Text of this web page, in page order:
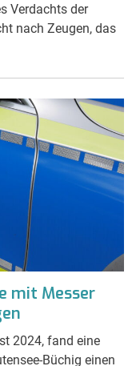
Verdachts der
nach Zeugen, das
mit Messer
2024, fand eine
Büchig einen